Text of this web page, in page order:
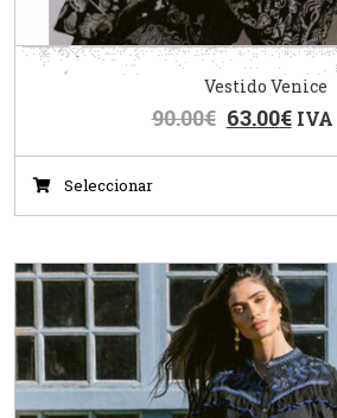
Vestido Venice
90.00€ 63.00€ IVA
Seleccionar